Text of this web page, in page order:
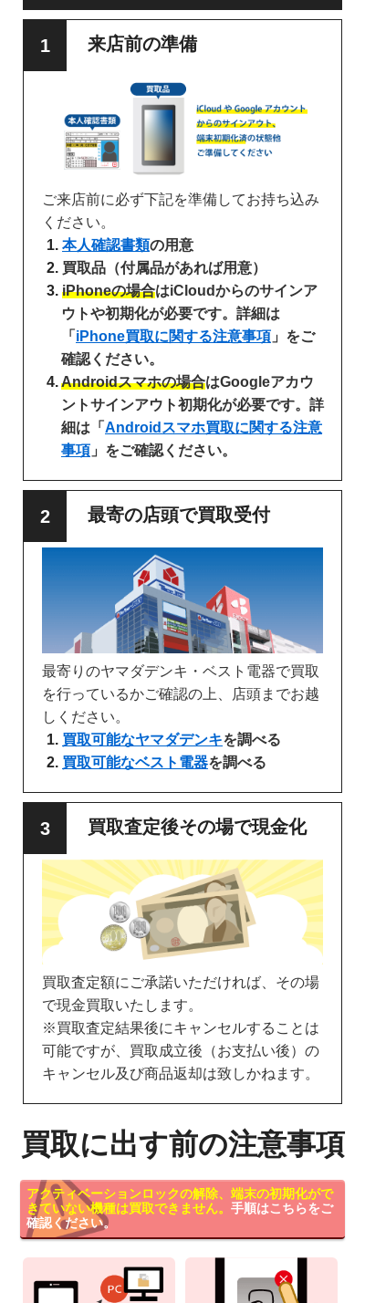
来店前の準備
ご来店前に必ず下記を準備してお持ち込み
ください。
本人確認書類の用意
買取品（付属品があれば用意）
iPhoneの場合はiCloudからのサインア
ウトや初期化が必要です。詳細は
「 iPhone買取に関する注意事項 」をご
確認ください。
Androidスマホの場合はGoogleアカウ
ントサインアウト初期化が必要です。詳
細は「 Androidスマホ買取に関する注意
事項 」をご確認ください。
最寄の店頭で買取受付
最寄りのヤマダデンキ・ベスト電器で買取
を行っているかご確認の上、店頭までお越
しください。
買取可能なヤマダデンキを調べる
買取可能なベスト電器を調べる
買取査定後その場で現金化
買取査定額にご承諾いただければ、その場
で現金買取いたします。
※買取査定結果後にキャンセルすることは
可能ですが、買取成立後（お支払い後）の
キャンセル及び商品返却は致しかねます。
買取に出す前の注意事項
アクティベーションロックの解除、端末の初期化がで
きていない機種は買取できません。 手順はこちらをご
確認ください。